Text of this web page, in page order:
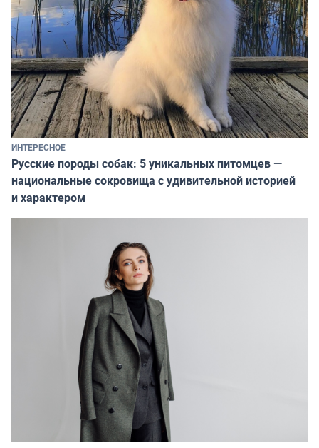
ИНТЕРЕСНОЕ
Русские породы собак: 5 уникальных питомцев —
национальные сокровища с удивительной историей
и характером